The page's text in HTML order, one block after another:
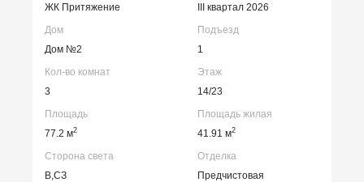
ЖК Притяжение
III квартал 2026
Дом
Дом №2
Подъезд
1
Кол-во комнат
3
Этаж
14/23
Площадь
77.2 м2
Площадь жилая
41.91 м2
Сторона света
В,СЗ
Отделка
Предчистовая